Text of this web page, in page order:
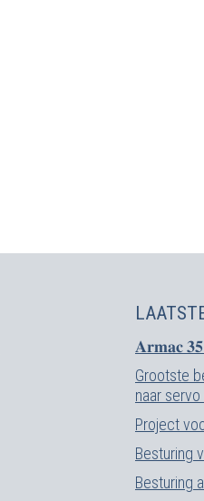
𝐀𝐫𝐦𝐚𝐜 𝟑𝟓
Grootste
naar
Project
Besturing
Besturing